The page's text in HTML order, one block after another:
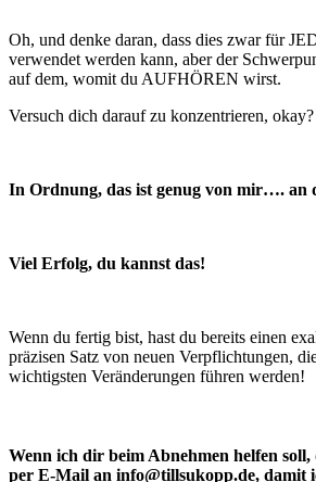
Oh, und denke daran, dass dies zwar für
verwendet werden kann, aber der
auf dem, womit du AUFHÖREN wirst.
Versuch dich darauf zu konzentrieren, okay?
In Ordnung, das ist genug von mir…. an
Viel Erfolg, du kannst das!
Wenn du fertig bist, hast du bereits einen
präzisen Satz von neuen Verpflichtungen,
wichtigsten Veränderungen führen werden!
Wenn ich dir beim Abnehmen helfen
per E-Mail an info@tillsukopp.de, damit